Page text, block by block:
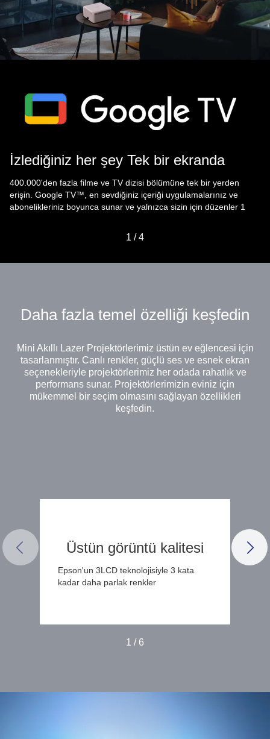
İzlediğiniz her şey Tek bir ekranda
400.000'den fazla filme ve TV dizisi bölümüne tek bir yerden
erişin. Google TV™, en sevdiğiniz içeriği uygulamalarınız ve
abonelikleriniz boyunca sunar ve yalnızca sizin için düzenler 1
1 /4
Daha fazla temel özelliği keşfedin
Mini Akıllı Lazer Projektörlerimiz üstün ev eğlencesi için
tasarlanmıştır. Canlı renkler, güçlü ses ve esnek ekran
seçenekleriyle projektörlerimiz her odada rahatlık ve
performans sunar. Projektörlerimizin eviniz için
mükemmel bir seçim olmasını sağlayan özellikleri
keşfedin.
Üstün görüntü kalitesi
Epson'un 3LCD teknolojisiyle 3 kata
kadar daha parlak renkler
PREVIOUS SLIDE
1 / 6